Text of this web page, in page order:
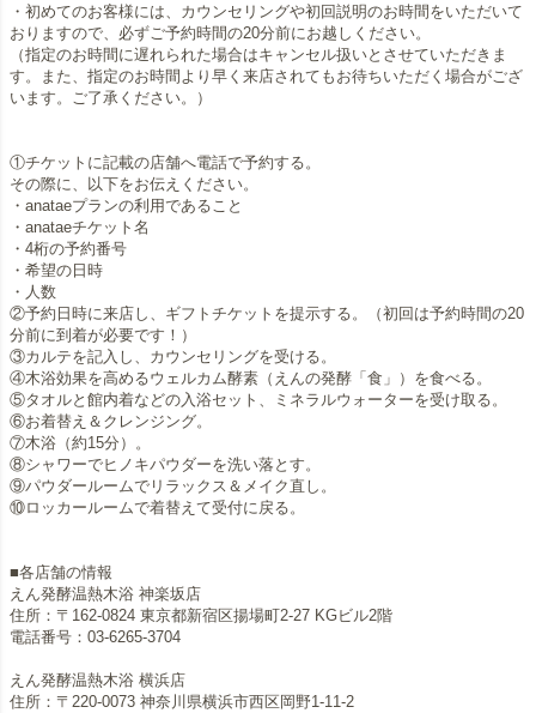
・初めてのお客様には、カウンセリングや初回説明のお時間をいただいて
おりますので、必ずご予約時間の20分前にお越しください。
（指定のお時間に遅れられた場合はキャンセル扱いとさせていただきま
す。また、指定のお時間より早く来店されてもお待ちいただく場合がござ
います。ご了承ください。）
①チケットに記載の店舗へ電話で予約する。
その際に、以下をお伝えください。
・anataeプランの利用であること
・anataeチケット名
・4桁の予約番号
・希望の日時
・人数
②予約日時に来店し、ギフトチケットを提示する。（初回は予約時間の20
分前に到着が必要です！）
③カルテを記入し、カウンセリングを受ける。
④木浴効果を高めるウェルカム酵素（えんの発酵「食」）を食べる。
⑤タオルと館内着などの入浴セット、ミネラルウォーターを受け取る。
⑥お着替え＆クレンジング。
⑦木浴（約15分）。
⑧シャワーでヒノキパウダーを洗い落とす。
⑨パウダールームでリラックス＆メイク直し。
⑩ロッカールームで着替えて受付に戻る。
■各店舗の情報
えん発酵温熱木浴 神楽坂店
住所：〒162-0824 東京都新宿区揚場町2-27 KGビル2階
電話番号：03-6265-3704
えん発酵温熱木浴 横浜店
住所：〒220-0073 神奈川県横浜市西区岡野1-11-2